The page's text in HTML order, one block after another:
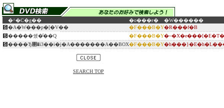
�^�C�g�� �o���ғ�
�W������
�A�W���p�[�V��
�F���B�Y�R���f�B
�����쉤�̕��Q
�F���B�Y
����Ђ΂�i3��i�j�A�������A��BOX�F���B�Y
SEARCH TOP